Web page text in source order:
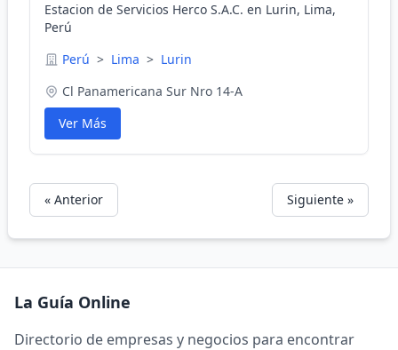
Estacion de Servicios Herco S.A.C. en Lurin, Lima,
Perú
Perú > Lima > Lurin
Cl Panamericana Sur Nro 14-A
Ver Más
« Anterior Siguiente »
La Guía Online
Directorio de empresas y negocios para encontrar